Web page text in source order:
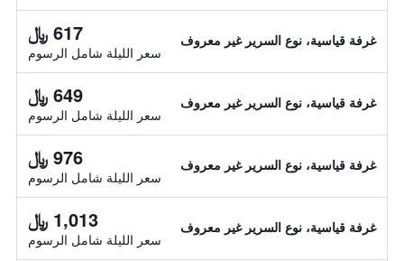
غرفة قياسية، نوع السرير غير معروف 617 ﷼
سعر الليلة شامل الرسوم
غرفة قياسية، نوع السرير غير معروف 649 ﷼
سعر الليلة شامل الرسوم
غرفة قياسية، نوع السرير غير معروف 976 ﷼
سعر الليلة شامل الرسوم
غرفة قياسية، نوع السرير غير معروف 1,013 ﷼
سعر الليلة شامل الرسوم